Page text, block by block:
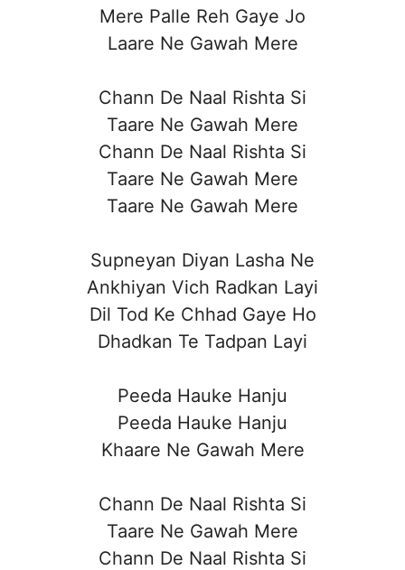
Mere Palle Reh Gaye Jo
Laare Ne Gawah Mere
Chann De Naal Rishta Si
Taare Ne Gawah Mere
Chann De Naal Rishta Si
Taare Ne Gawah Mere
Taare Ne Gawah Mere
Supneyan Diyan Lasha Ne
Ankhiyan Vich Radkan Layi
Dil Tod Ke Chhad Gaye Ho
Dhadkan Te Tadpan Layi
Peeda Hauke Hanju
Peeda Hauke Hanju
Khaare Ne Gawah Mere
Chann De Naal Rishta Si
Taare Ne Gawah Mere
Chann De Naal Rishta Si